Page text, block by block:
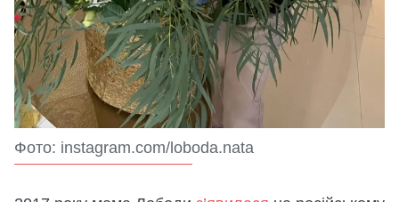
Фото: instagram.com/loboda.nata